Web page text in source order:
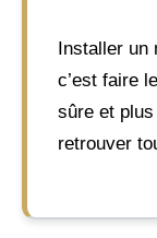
Installer un
c’est faire
sûre et plus
retrouver